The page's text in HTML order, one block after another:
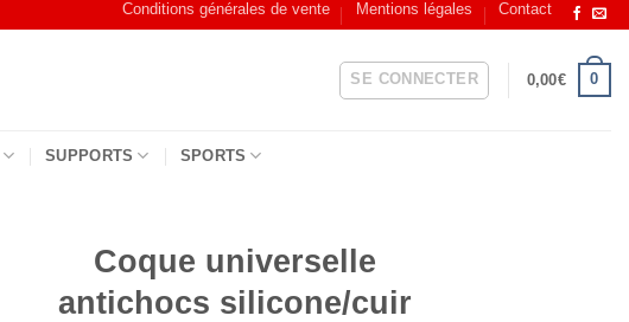
Conditions générales de vente Mentions légales Contact
SE CONNECTER 0,00€ 0
SUPPORTS SPORTS
Coque universelle
antichocs silicone/cuir